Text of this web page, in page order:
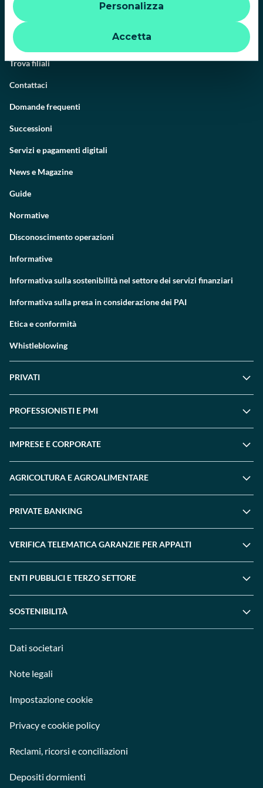
quindi la navigazione può continuare senza cookie o altri
strumenti di tracciamento diversi da quelli tecnici. Per
ulteriori informazioni:
informativa privacy
Accetta
Personalizza
Il Gruppo
Trova filiali
Contattaci
Domande frequenti
Successioni
Servizi e pagamenti digitali
News e Magazine
Guide
Normative
Disconoscimento operazioni
Informative
Informativa sulla sostenibilità nel settore dei servizi finanziari
Informativa sulla presa in considerazione dei PAI
Etica e conformità
Whistleblowing
PRIVATI
PROFESSIONISTI E PMI
IMPRESE E CORPORATE
AGRICOLTURA E AGROALIMENTARE
PRIVATE BANKING
VERIFICA TELEMATICA GARANZIE PER APPALTI
ENTI PUBBLICI E TERZO SETTORE
SOSTENIBILITÀ
Dati societari
Note legali
Impostazione cookie
Privacy e cookie policy
Reclami, ricorsi e conciliazioni
Depositi dormienti